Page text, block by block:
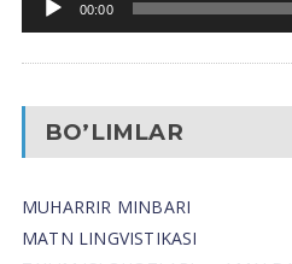
00:00
BO’LIMLAR
MUHARRIR MINBARI
MATN LINGVISTIKASI